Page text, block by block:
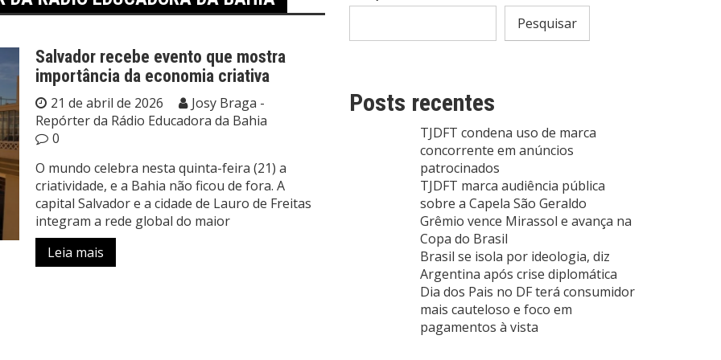
Salvador recebe evento que mostra
importância da economia criativa
21 de abril de 2026
Josy Braga -
Repórter da Rádio Educadora da Bahia
0
O mundo celebra nesta quinta-feira (21) a
criatividade, e a Bahia não ficou de fora. A
capital Salvador e a cidade de Lauro de Freitas
integram a rede global do maior
Leia mais
Pesquisar
Posts recentes
TJDFT condena uso de marca
concorrente em anúncios
patrocinados
TJDFT marca audiência pública
sobre a Capela São Geraldo
Grêmio vence Mirassol e avança na
Copa do Brasil
Brasil se isola por ideologia, diz
Argentina após crise diplomática
Dia dos Pais no DF terá consumidor
mais cauteloso e foco em
pagamentos à vista